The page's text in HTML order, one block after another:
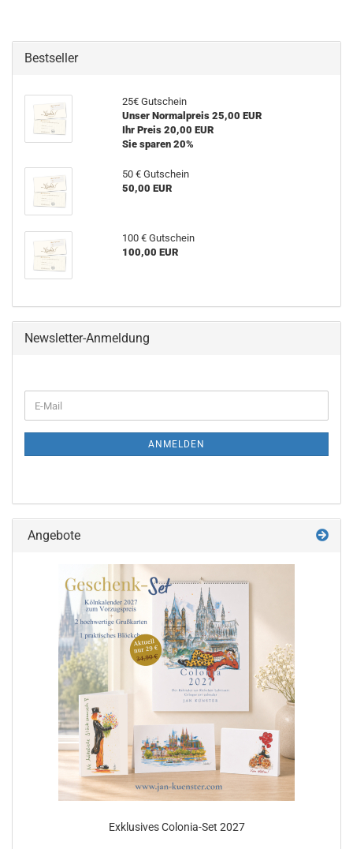
Bestseller
25€ Gutschein
Unser Normalpreis 25,00 EUR
Ihr Preis 20,00 EUR
Sie sparen 20%
50 € Gutschein
50,00 EUR
100 € Gutschein
100,00 EUR
Newsletter-Anmeldung
ZUR
E-
Mail
ANMELDEN
Angebote
Exklusives Colonia-Set 2027